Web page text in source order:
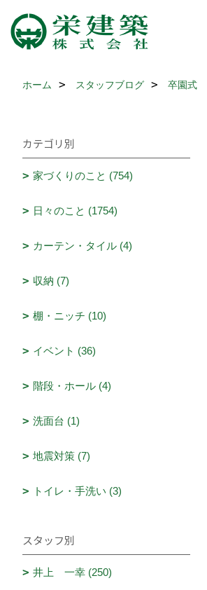
ホーム スタッフブログ 卒園式
カテゴリ別
家づくりのこと (754)
日々のこと (1754)
カーテン・タイル (4)
収納 (7)
棚・ニッチ (10)
イベント (36)
階段・ホール (4)
洗面台 (1)
地震対策 (7)
トイレ・手洗い (3)
スタッフ別
井上 一幸 (250)